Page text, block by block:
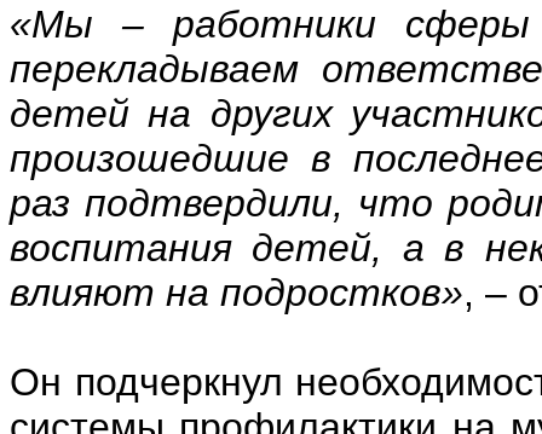
«Мы – работники сферы
перекладываем
детей на других
произошедшие в
раз подтвердили, что
воспитания детей, а в
влияют на подростков», –
Он подчеркнул